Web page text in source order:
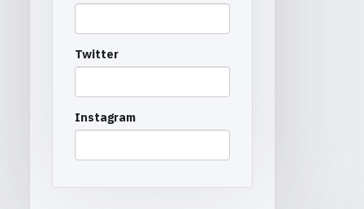
Twitter
Instagram